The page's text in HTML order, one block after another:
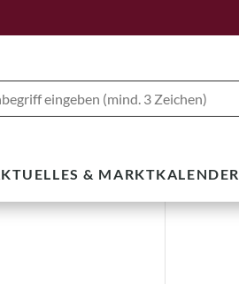
& MARKTKALENDER